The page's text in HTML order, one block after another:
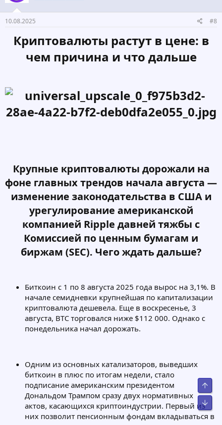
10.08.2025 #8
Криптовалюты растут в цене: в
чем причина и что дальше
Крупные криптовалюты дорожали на
фоне главных трендов начала августа —
изменение законодательства в США и
урегулирование американской
компанией Ripple давней тяжбы с
Комиссией по ценным бумагам и
биржам (SEC). Чего ждать дальше?​
Биткоин с 1 по 8 августа 2025 года вырос на 3,1%. В
начале семидневки крупнейшая по капитализации
криптовалюта дешевела. Еще в воскресенье, 3
августа, BTC торговался ниже $112 000. Однако с
понедельника начал дорожать.
Одним из основных катализаторов, выведших
биткоин в плюс по итогам недели, стало
подписание американским президентом
Дональдом Трампом сразу двух нормативных
актов, касающихся криптоиндустрии. Первый из
них позволит пенсионным фондам вкладываться в